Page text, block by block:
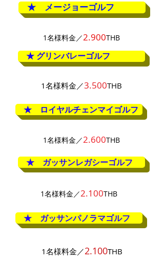
★ メージョーゴルフ
1名様料金／2.900THB
★ グリンバレーゴルフ
1名様料金／3.500THB
★ ロイヤルチェンマイゴルフ
1名様料金／2.600THB
★ ガッサンレガシーゴルフ
1名様料金／2.100THB
★ ガッサンパノラマゴルフ
1名様料金／2.100THB